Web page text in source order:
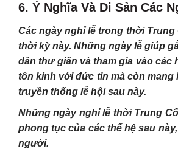
6. Ý Nghĩa Và Di Sản Các
Các ngày nghỉ lễ trong thời
thời kỳ này. Những ngày lễ giúp
dân thư giãn và tham gia vào
tôn kính với đức tin mà còn mang
truyền thống lễ hội sau này.
Những ngày nghỉ lễ thời Trung
phong tục của các thế hệ sau
người.